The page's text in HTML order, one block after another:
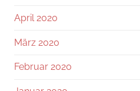
April 2020
März 2020
Februar 2020